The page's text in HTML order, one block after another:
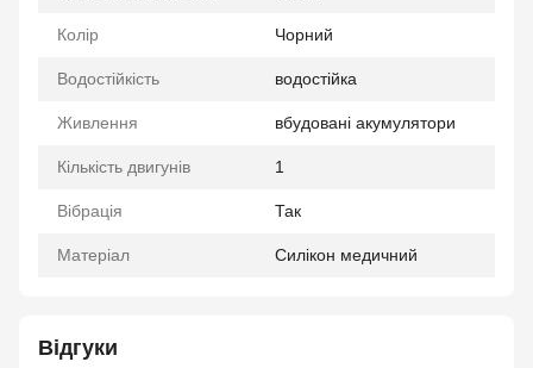
Колір Чорний
Водостійкість водостійка
Живлення вбудовані акумулятори
Кількість двигунів 1
Вібрація Так
Матеріал Силікон медичний
Відгуки